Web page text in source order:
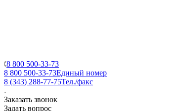
8 800 500-33-73
8 800 500-33-73Единый номер
8 (343) 288-77-75Тел./факс
Заказать звонок
Задать вопрос